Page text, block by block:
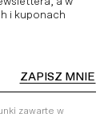
i kuponach
ZAPISZ MNIE
zawarte w